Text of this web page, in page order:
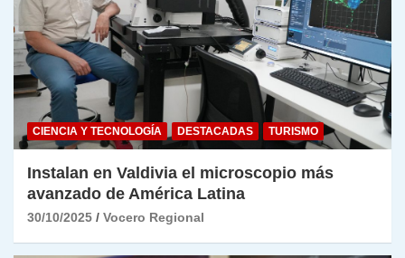
CIENCIA Y TECNOLOGÍA DESTACADAS TURISMO
Instalan en Valdivia el microscopio más
avanzado de América Latina
30/10/2025 Vocero Regional